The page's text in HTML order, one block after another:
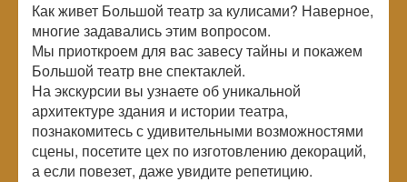
Как живет Большой театр за кулисами? Наверное,
многие задавались этим вопросом.
Мы приоткроем для вас завесу тайны и покажем
Большой театр вне спектаклей.
На экскурсии вы узнаете об уникальной
архитектуре здания и истории театра,
познакомитесь с удивительными возможностями
сцены, посетите цех по изготовлению декораций,
а если повезет, даже увидите репетицию.